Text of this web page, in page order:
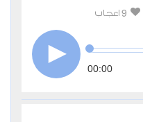
9 اعجاب
00:00